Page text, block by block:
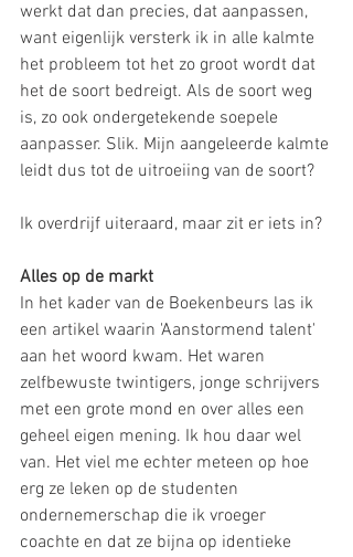
werkt dat dan precies, dat aanpassen,
want eigenlijk versterk ik in alle kalmte
het probleem tot het zo groot wordt dat
het de soort bedreigt. Als de soort weg
is, zo ook ondergetekende soepele
aanpasser. Slik. Mijn aangeleerde kalmte
leidt dus tot de uitroeiing van de soort?
Ik overdrijf uiteraard, maar zit er iets in?
Alles op de markt
In het kader van de Boekenbeurs las ik
een artikel waarin 'Aanstormend talent'
aan het woord kwam. Het waren
zelfbewuste twintigers, jonge schrijvers
met een grote mond en over alles een
geheel eigen mening. Ik hou daar wel
van. Het viel me echter meteen op hoe
erg ze leken op de studenten
ondernemerschap die ik vroeger
coachte en dat ze bijna op identieke